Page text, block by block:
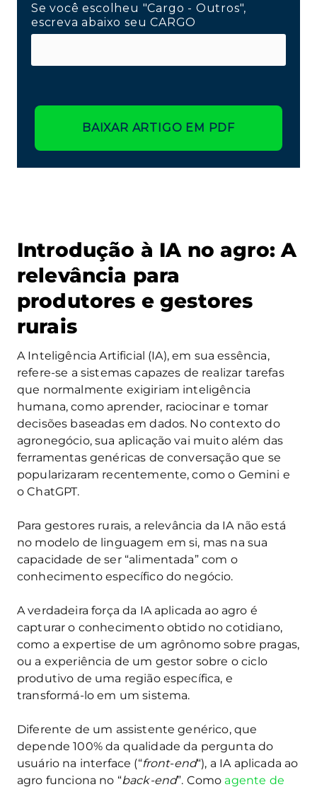
Se você escolheu "Cargo - Outros",
escreva abaixo seu CARGO
BAIXAR ARTIGO EM PDF
Introdução à IA no agro: A
relevância para
produtores e gestores
rurais
A Inteligência Artificial (IA), em sua essência,
refere-se a sistemas capazes de realizar tarefas
que normalmente exigiriam inteligência
humana, como aprender, raciocinar e tomar
decisões baseadas em dados. No contexto do
agronegócio, sua aplicação vai muito além das
ferramentas genéricas de conversação que se
popularizaram recentemente, como o Gemini e
o ChatGPT.
Para gestores rurais, a relevância da IA não está
no modelo de linguagem em si, mas na sua
capacidade de ser “alimentada” com o
conhecimento específico do negócio.
A verdadeira força da IA aplicada ao agro é
capturar o conhecimento obtido no cotidiano,
como a expertise de um agrônomo sobre pragas,
ou a experiência de um gestor sobre o ciclo
produtivo de uma região específica, e
transformá-lo em um sistema.
Diferente de um assistente genérico, que
depende 100% da qualidade da pergunta do
usuário na interface (“front-end“), a IA aplicada ao
agro funciona no “back-end”. Como agente de